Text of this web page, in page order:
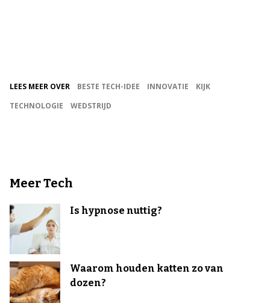
LEES MEER OVER BESTE TECH-IDEE INNOVATIE
KIJK
TECHNOLOGIE
WEDSTRIJD
Meer Tech
Is hypnose nuttig?
Waarom houden katten zo van
dozen?